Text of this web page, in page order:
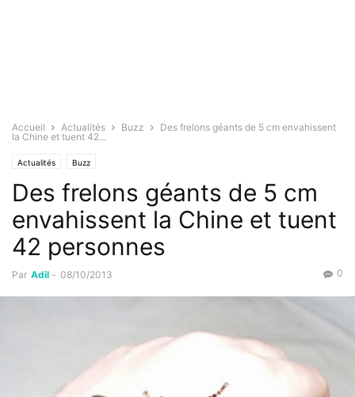
Accueil Actualités Buzz
Des frelons géants de 5 cm envahissent
la Chine et tuent 42...
Actualités Buzz
Des frelons géants de 5 cm
envahissent la Chine et tuent
42 personnes
Par Adil - 08/10/2013 0